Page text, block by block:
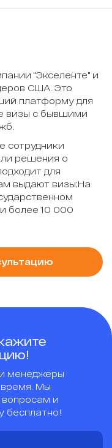
"Экселенте" и
США. Это
платформу для
визы с бывшими
сотрудники
решения о
для
выдают визы;На
более 10 000
менеджеры
Мы
вопросам и
бесплатно!